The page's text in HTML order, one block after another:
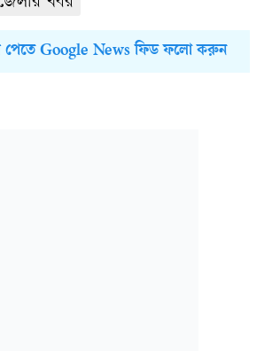
পেতে Google News ফিড ফলো করুন